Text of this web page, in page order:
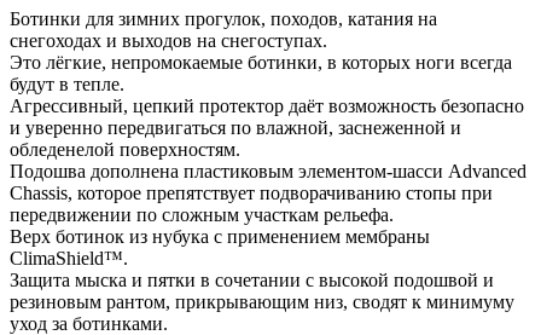
Ботинки для зимних прогулок, походов, катания на
снегоходах и выходов на снегоступах.
Это лёгкие, непромокаемые ботинки, в которых ноги всегда
будут в тепле.
Агрессивный, цепкий протектор даёт возможность безопасно
и уверенно передвигаться по влажной, заснеженной и
обледенелой поверхностям.
Подошва дополнена пластиковым элементом-шасси Advanced
Chassis, которое препятствует подворачиванию стопы при
передвижении по сложным участкам рельефа.
Верх ботинок из нубука с применением мембраны
ClimaShield™.
Защита мыска и пятки в сочетании с высокой подошвой и
резиновым рантом, прикрывающим низ, сводят к минимуму
уход за ботинками.